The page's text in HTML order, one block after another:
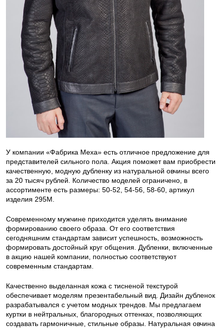
У компании «Фабрика Меха» есть отличное предложение для
представителей сильного пола. Акция поможет вам приобрести
качественную, модную дубленку из натуральной овчины всего
за 20 тысяч рублей. Количество моделей ограничено, в
ассортименте есть размеры: 50-52, 54-56, 58-60, артикул
изделия 295М.
Современному мужчине приходится уделять внимание
формированию своего образа. От его соответствия
сегодняшним стандартам зависит успешность, возможность
формировать достойный круг общения. Дубленки, включенные
в акцию нашей компании, полностью соответствуют
современным стандартам.
Качественно выделанная кожа с тисненой текстурой
обеспечивает моделям презентабельный вид. Дизайн дубленок
разрабатывался с учетом модных трендов. Мы предлагаем
куртки в нейтральных, благородных оттенках, позволяющих
создавать гармоничные, стильные образы. Натуральная овчина